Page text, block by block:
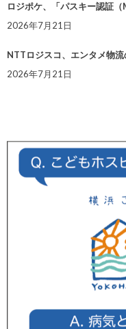
ロジポケ、「パスキー認証
2026年7月21日
NTTロジスコ、エンタメ物
2026年7月21日